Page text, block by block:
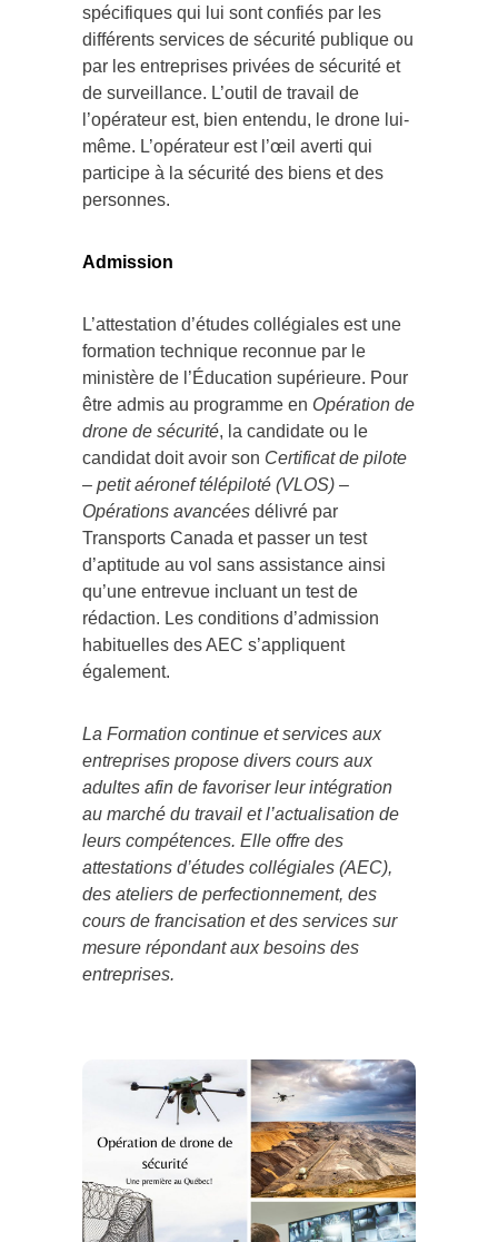
spécifiques qui lui sont confiés par les
différents services de sécurité publique ou
par les entreprises privées de sécurité et
de surveillance. L’outil de travail de
l’opérateur est, bien entendu, le drone lui-
même. L’opérateur est l’œil averti qui
participe à la sécurité des biens et des
personnes.
Admission
L’attestation d’études collégiales est une
formation technique reconnue par le
ministère de l’Éducation supérieure. Pour
être admis au programme en Opération de
drone de sécurité, la candidate ou le
candidat doit avoir son Certificat de pilote
– petit aéronef télépiloté (VLOS) –
Opérations avancées délivré par
Transports Canada et passer un test
d’aptitude au vol sans assistance ainsi
qu’une entrevue incluant un test de
rédaction. Les conditions d’admission
habituelles des AEC s’appliquent
également.
La Formation continue et services aux
entreprises propose divers cours aux
adultes afin de favoriser leur intégration
au marché du travail et l’actualisation de
leurs compétences. Elle offre des
attestations d’études collégiales (AEC),
des ateliers de perfectionnement, des
cours de francisation et des services sur
mesure répondant aux besoins des
entreprises.